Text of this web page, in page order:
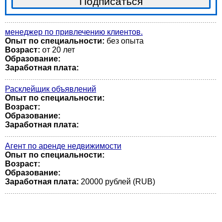
менеджер по привлечению клиентов.
Опыт по специальности: без опыта
Возраст: от 20 лет
Образование:
Заработная плата:
Расклейщик объявлений
Опыт по специальности:
Возраст:
Образование:
Заработная плата:
Агент по аренде недвижимости
Опыт по специальности:
Возраст:
Образование:
Заработная плата: 20000 рублей (RUB)